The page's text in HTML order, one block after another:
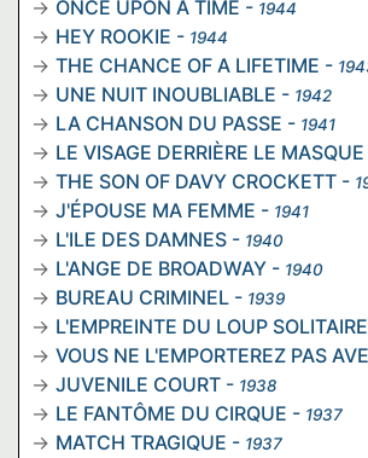
ONCE UPON A TIME - 1944
HEY ROOKIE - 1944
THE CHANCE OF A LIFETIME -
UNE NUIT INOUBLIABLE - 1942
LA CHANSON DU PASSE - 1941
LE VISAGE DERRIÈRE LE MASQUE
THE SON OF DAVY CROCKETT -
J'ÉPOUSE MA FEMME - 1941
L'ILE DES DAMNES - 1940
L'ANGE DE BROADWAY - 1940
BUREAU CRIMINEL - 1939
L'EMPREINTE DU LOUP SOLITAIRE
VOUS NE L'EMPORTEREZ PAS
JUVENILE COURT - 1938
LE FANTÔME DU CIRQUE - 1937
MATCH TRAGIQUE - 1937